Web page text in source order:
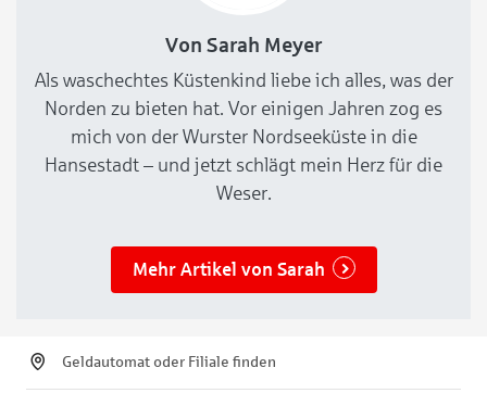
Von Sarah Meyer
Als waschechtes Küstenkind liebe ich alles, was der
Norden zu bieten hat. Vor einigen Jahren zog es
mich von der Wurster Nordseeküste in die
Hansestadt – und jetzt schlägt mein Herz für die
Weser.
Mehr Artikel von Sarah
Geldautomat oder Filiale finden